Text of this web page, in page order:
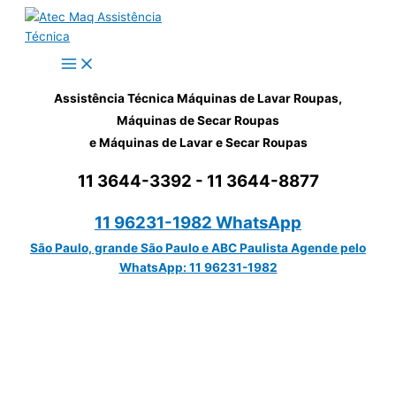
para
Assistência Técnica Máquinas de Lavar Roupas,
Máquinas de Secar Roupas
e Máquinas de Lavar e Secar Roupas
11 3644-3392 - 11 3644-8877
11 96231-1982 WhatsApp
São Paulo, grande São Paulo e ABC Paulista Agende pelo
WhatsApp: 11 96231-1982